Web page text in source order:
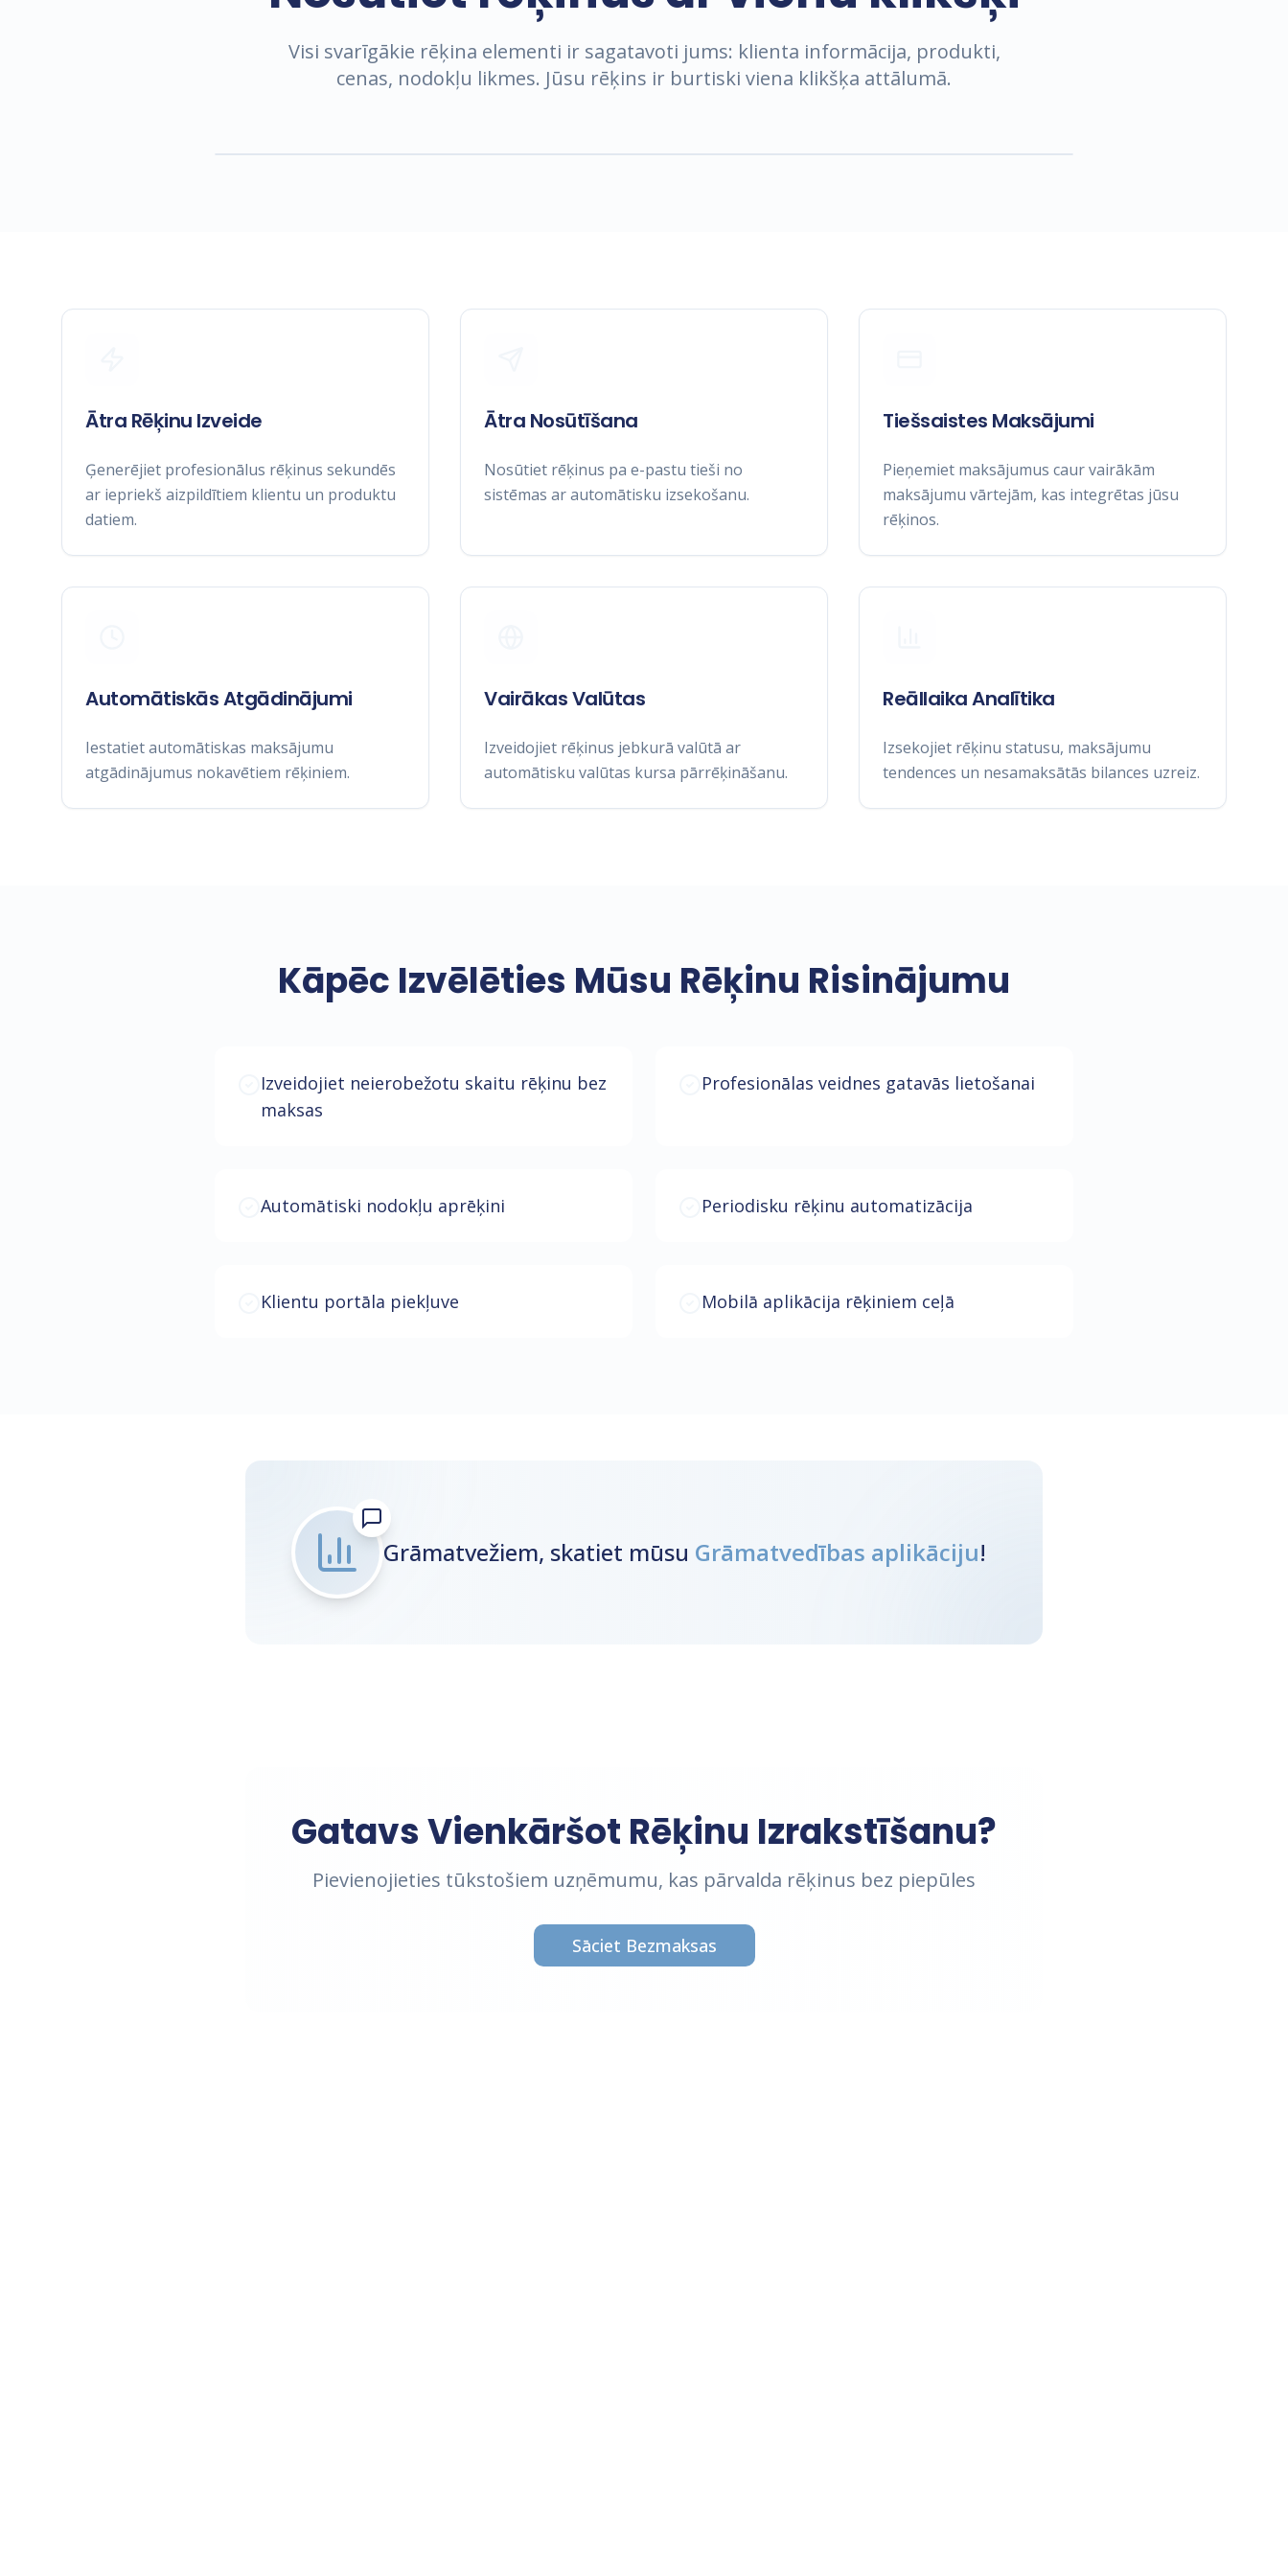
Visi svarīgākie rēķina elementi ir sagatavoti jums: klienta informācija, produkti,
cenas, nodokļu likmes. Jūsu rēķins ir burtiski viena klikšķa attālumā.
Ātra Rēķinu Izveide
Ģenerējiet profesionālus rēķinus sekundēs
ar iepriekš aizpildītiem klientu un produktu
datiem.
Ātra Nosūtīšana
Nosūtiet rēķinus pa e-pastu tieši no
sistēmas ar automātisku izsekošanu.
Tiešsaistes Maksājumi
Pieņemiet maksājumus caur vairākām
maksājumu vārtejām, kas integrētas jūsu
rēķinos.
Automātiskās Atgādinājumi
Iestatiet automātiskas maksājumu
atgādinājumus nokavētiem rēķiniem.
Vairākas Valūtas
Izveidojiet rēķinus jebkurā valūtā ar
automātisku valūtas kursa pārrēķināšanu.
Reāllaika Analītika
Izsekojiet rēķinu statusu, maksājumu
tendences un nesamaksātās bilances uzreiz.
Kāpēc Izvēlēties Mūsu Rēķinu Risinājumu
Izveidojiet neierobežotu skaitu rēķinu bez
maksas
Profesionālas veidnes gatavās lietošanai
Automātiski nodokļu aprēķini Periodisku rēķinu automatizācija
Klientu portāla piekļuve Mobilā aplikācija rēķiniem ceļā
Grāmatvežiem, skatiet mūsu Grāmatvedības aplikāciju!
Gatavs Vienkāršot Rēķinu Izrakstīšanu?
Pievienojieties tūkstošiem uzņēmumu, kas pārvalda rēķinus bez piepūles
Sāciet Bezmaksas